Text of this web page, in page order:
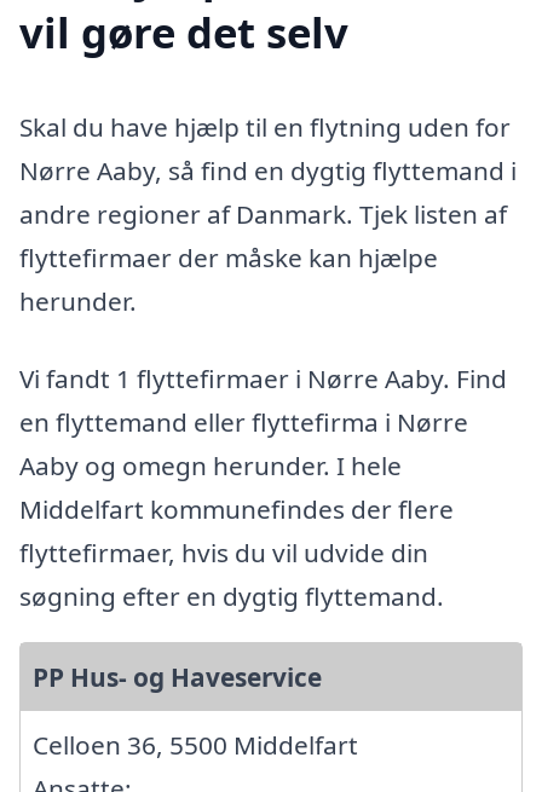
vil gøre det selv
Skal du have hjælp til en flytning uden for
Nørre Aaby, så find en dygtig flyttemand i
andre regioner af Danmark. Tjek listen af
flyttefirmaer der måske kan hjælpe
herunder.
Vi fandt 1 flyttefirmaer i Nørre Aaby. Find
en flyttemand eller flyttefirma i Nørre
Aaby og omegn herunder. I hele
Middelfart kommunefindes der flere
flyttefirmaer, hvis du vil udvide din
søgning efter en dygtig flyttemand.
PP Hus- og Haveservice
Celloen 36, 5500 Middelfart